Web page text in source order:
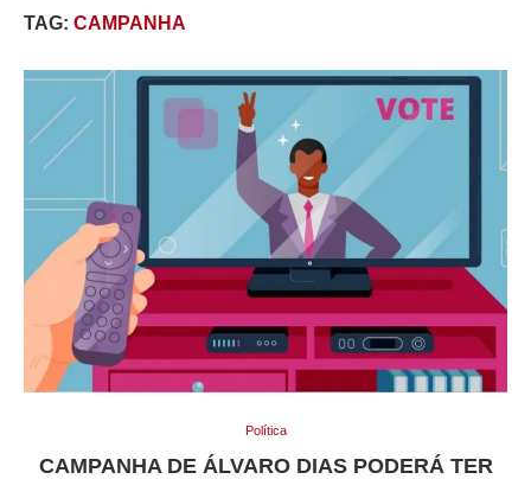
TAG: CAMPANHA
Política
CAMPANHA DE ÁLVARO DIAS PODERÁ TER